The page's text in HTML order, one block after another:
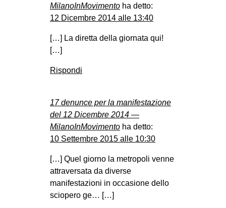
MilanoInMovimento ha detto:
12 Dicembre 2014 alle 13:40
[…] La diretta della giornata qui!
[…]
Rispondi
17 denunce per la manifestazione
del 12 Dicembre 2014 —
MilanoInMovimento ha detto:
10 Settembre 2015 alle 10:30
[…] Quel giorno la metropoli venne
attraversata da diverse
manifestazioni in occasione dello
sciopero ge… […]